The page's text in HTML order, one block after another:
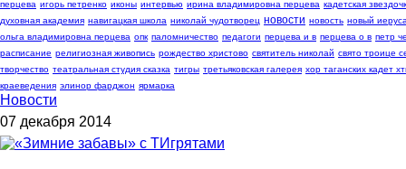
перцева игорь петренко иконы интервью ирина владимировна перцева кадетская
духовная академия навигацкая школа николай чудотворец новости новость новый
ольга владимировна перцева опк паломничество педагоги перцева и в перцева о в петр
расписание религиозная живопись рождество христово святитель николай свято троице
творчество театральная студия сказка тигры третьяковская галерея хор таганских кадет
краеведения элинор фарджон ярмарка
Новости
07 декабря 2014